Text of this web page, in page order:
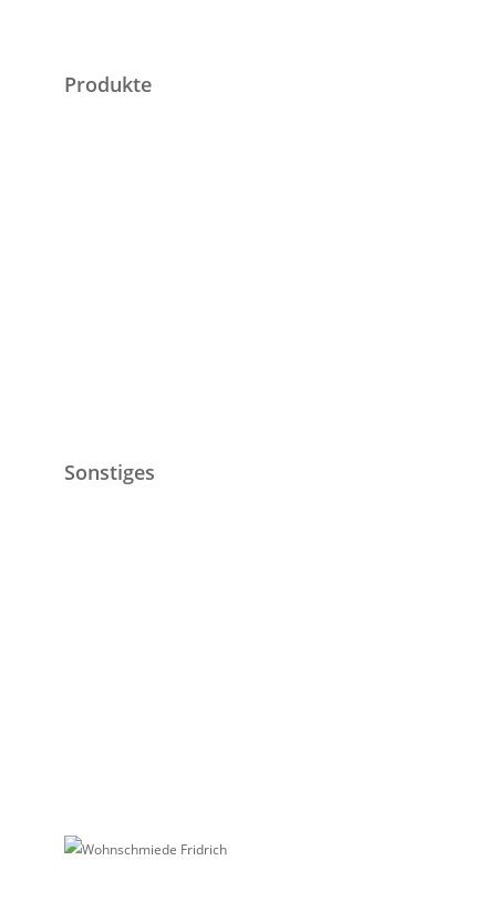
Produkte
Sonstiges